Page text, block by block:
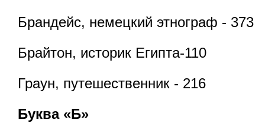
Брандейс, немецкий этнограф - 373
Брайтон, историк Египта-110
Граун, путешественник - 216
Буква «Б»